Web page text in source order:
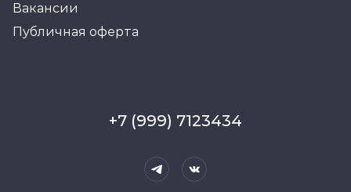
Вакансии
Публичная оферта
+7 (999) 7123434